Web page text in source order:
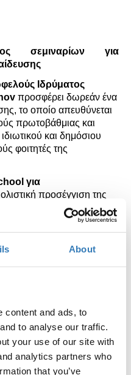
About
content and ads, to
to analyse our traffic.
your use of our site with
analytics partners who
that you’ve
σεμιναρίων για
Ιδρύματος
προσφέρει δωρεάν ένα
, το οποίο απευθύνεται
πρωτοβάθμιας και
και δημόσιου
φοιτητές της
για
προσέγγιση της
μόνο σε σχέση με τη
και ως επαγγελματίες.
και στην ενίσχυση
εκπαιδευτικών, καθώς
θα κληθούν να